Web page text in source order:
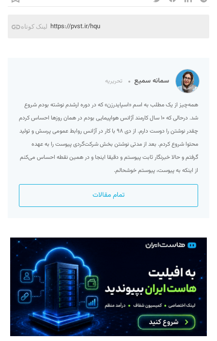
لینک کوتاه https://pvst.ir/hqu
سمانه سمیع تحریریه
همه‌چیز از یک مطلب به اسم «اسپایدرزن» که در دوره ارشدم نوشته بودم شروع
شد. درحالی که ۱۰ سال کارمند آژانس هواپیمایی بودم در همان روزها احساس کردم
چقدر نوشتن را دوست دارم. از دی ۹۸ با کار در آژانس روابط عمومی پرسش و تولید
محتوا شروع کردم. بعد از مدتی نوشتن بخش شرکت‌گردی پیوست را به عهده
گرفتم و حالا خبرنگار ثابت پیوستم و دقیقا اینجا و در همین نقطه احساس می‌کنم
از اینکه به پیوست، پیوستم خوشحالم.
تمام مقالات